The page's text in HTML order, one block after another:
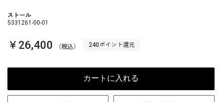
ストール
5331261-00-01
￥26,400 （税込） 240ポイント還元
カートに入れる